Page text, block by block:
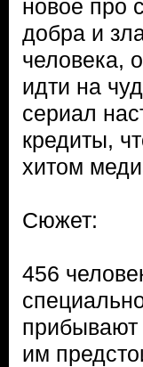
новое про
добра и
человека,
идти на
сериал
кредиты,
хитом
Сюжет:
456
прибывают
им